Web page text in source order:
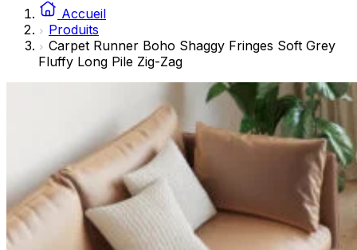
Accueil
Produits
Carpet Runner Boho Shaggy Fringes Soft Grey
Fluffy Long Pile Zig-Zag
Les cookies marketing sont utilisés pour suivre les
engageantes pour l'utilisateur individuel et, par
Non classés
Les cookies non classés sont des cookies qui sont en